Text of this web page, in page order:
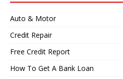
Auto & Motor
Credit Repair
Free Credit Report
How To Get A Bank Loan